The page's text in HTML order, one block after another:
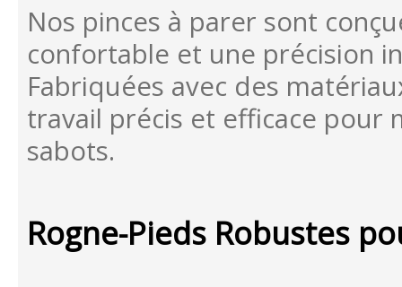
Nos pinces à parer sont
confortable et une précision
Fabriquées avec des
travail précis et efficace pour
sabots.
Rogne-Pieds Robustes